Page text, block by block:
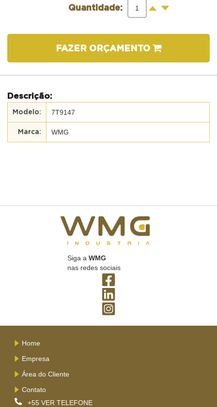
Quantidade: + -
FAZER ORÇAMENTO
Descrição:
7T9147
WMG
Siga a WMG
nas redes sociais
Home
Empresa
Área do Cliente
Contato
+55 VER TELEFONE